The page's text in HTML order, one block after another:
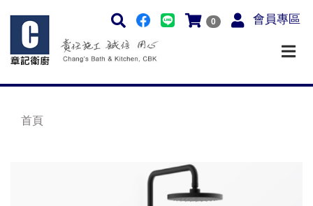
0 會員專區
首頁